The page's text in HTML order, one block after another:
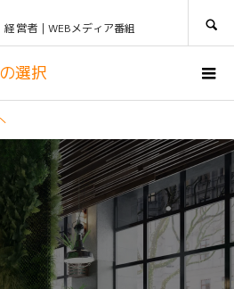
選択
営者｜WEBメディア番組